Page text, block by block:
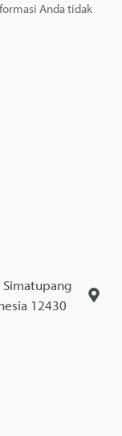
Anda tidak
Simatupang
12430